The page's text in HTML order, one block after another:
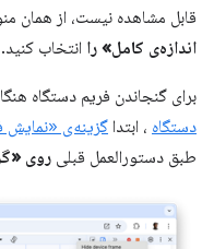
قابل مشاهده نیست، از همان
اندازه‌ی کامل» را انتخاب کنید.
برای گنجاندن فریم دستگاه
دستگاه ، ابتدا گزینه‌ی «نمایش
طبق دستورالعمل قبلی روی